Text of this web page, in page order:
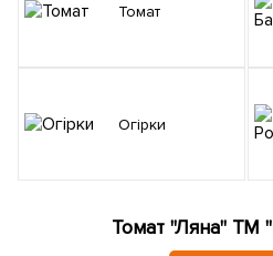
Томат
Огірки
Томат "Ляна" ТМ